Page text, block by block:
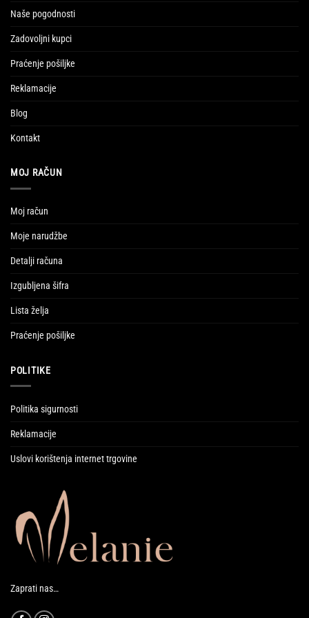
Naše pogodnosti
Zadovoljni kupci
Praćenje pošiljke
Reklamacije
Blog
Kontakt
MOJ RAČUN
Moj račun
Moje narudžbe
Detalji računa
Izgubljena šifra
Lista želja
Praćenje pošiljke
POLITIKE
Politika sigurnosti
Reklamacije
Uslovi korištenja internet trgovine
Zaprati nas…